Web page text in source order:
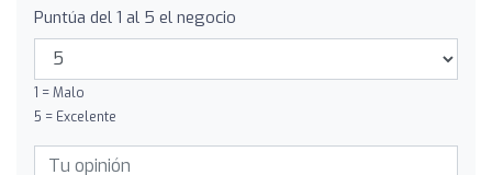
Puntúa del 1 al 5 el negocio
1 = Malo
5 = Excelente